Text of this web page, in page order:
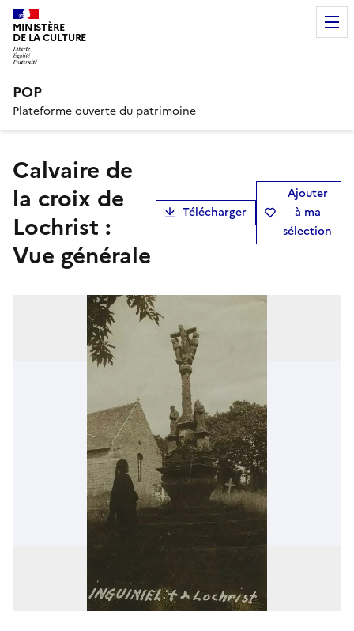
MINISTÈRE
DE LA CULTURE
POP
Plateforme ouverte du patrimoine
Calvaire de
la croix de
Lochrist :
Vue générale
Télécharger
Ajouter
à ma
sélection